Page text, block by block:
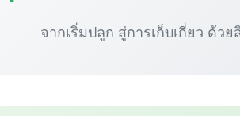
จากเริ่มปลูก สู่การเก็บเกี่ยว ด้ว